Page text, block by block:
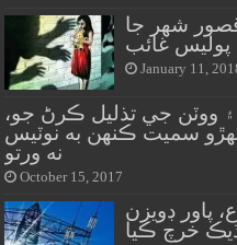
قصور شهر جا
پوليس غائب
January 11,
۽ ووٽن جي تذليل ڪرڻ جو،
کهڙو سميت ڪنهن به نوٽيس
نه ورتو
October 15, 2017
24-2023، دفاع، پاور ڊويزن
خرچ ڪيا